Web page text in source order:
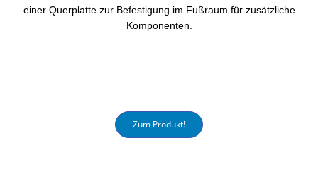
einer Querplatte zur Befestigung im Fußraum für zusätzliche
Komponenten.
Zum Produkt!